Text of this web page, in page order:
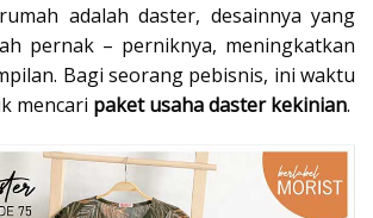
adalah daster, desainnya yang
pernak – perniknya, meningkatkan
Bagi seorang pebisnis, ini waktu
mencari paket usaha daster kekinian.